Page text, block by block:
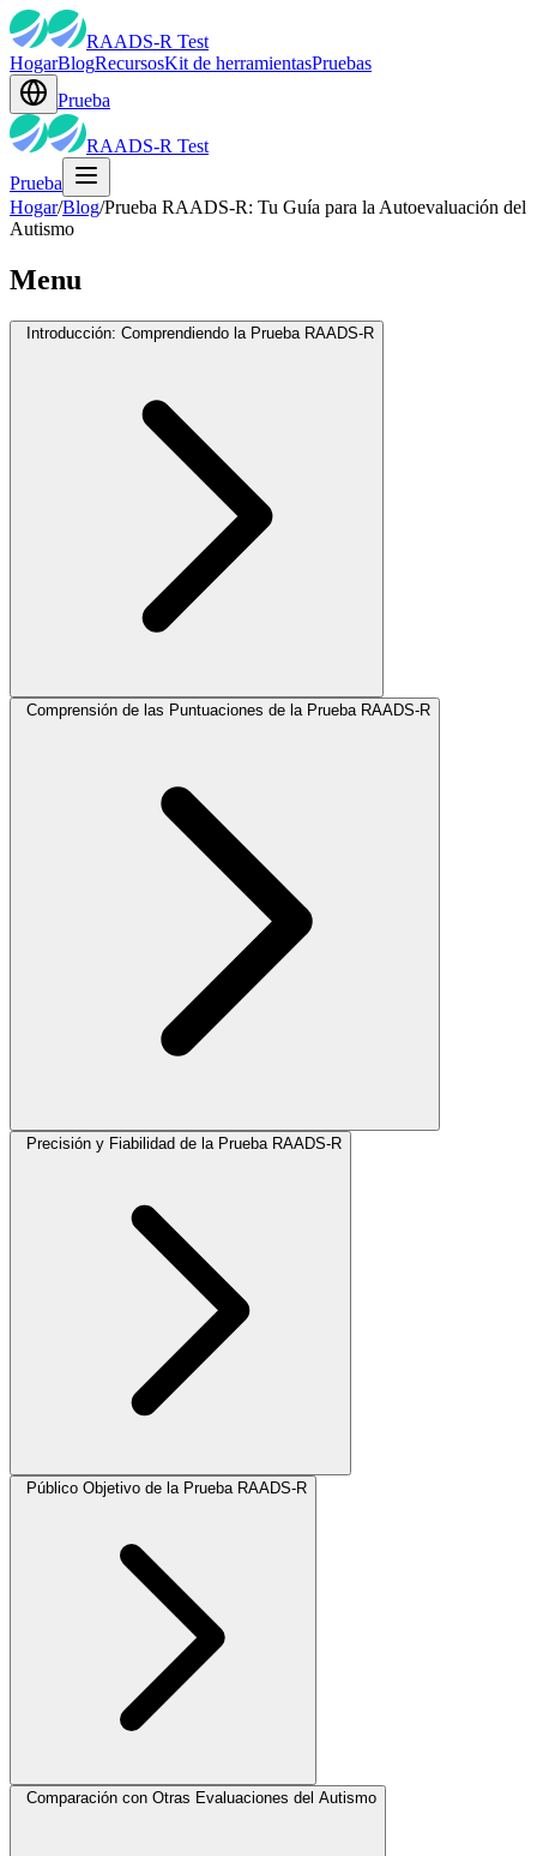
RAADS-R Test
HogarBlogRecursosKit de herramientasPruebas
Prueba
RAADS-R Test
Prueba
Hogar/Blog/Prueba RAADS-R: Tu Guía para la Autoevaluación del
Autismo
Menu
Introducción: Comprendiendo la Prueba RAADS-R
Comprensión de las Puntuaciones de la Prueba RAADS-R
Precisión y Fiabilidad de la Prueba RAADS-R
Público Objetivo de la Prueba RAADS-R
Comparación con Otras Evaluaciones del Autismo